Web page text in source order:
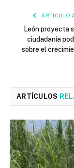
ARTÍCULO
León proyecta
ciudadanía
sobre el
ARTÍCULOS